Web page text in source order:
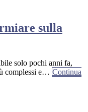
sulla
solo pochi anni fa,
complessi e… Continua